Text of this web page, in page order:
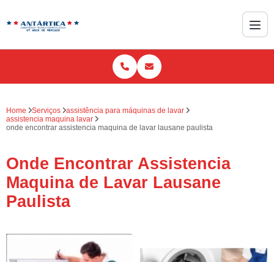
Home Serviços
assistência para máquinas de lavar
assistencia maquina lavar
onde encontrar assistencia maquina de lavar lausane paulista
Onde Encontrar Assistencia
Maquina de Lavar Lausane
Paulista